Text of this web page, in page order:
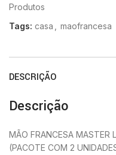
Produtos
Tags: casa maofrancesa
DESCRIÇÃO
Descrição
MÃO FRANCESA MASTER
(PACOTE COM 2